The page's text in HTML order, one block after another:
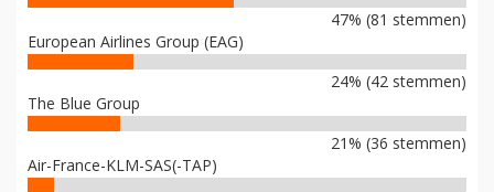
47% (81 stemmen)
European Airlines Group (EAG)
24% (42 stemmen)
The Blue Group
21% (36 stemmen)
Air-France-KLM-SAS(-TAP)